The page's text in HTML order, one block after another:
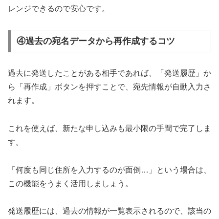
レンジできるので安心です。
④過去の宛名データから再作成するコツ
過去に発送したことがある相手であれば、「発送履歴」か
ら「再作成」ボタンを押すことで、宛先情報が自動入力さ
れます。
これを使えば、新たな申し込みも最小限の手間で完了しま
す。
「何度も同じ住所を入力するのが面倒…」という場合は、
この機能をうまく活用しましょう。
発送履歴には、過去の情報が一覧表示されるので、該当の